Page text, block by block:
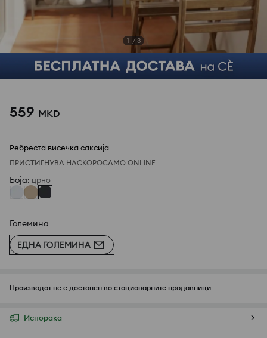
1 / 3
559 MKD
Ребреста висечка саксија
ПРИСТИГНУВА НАСКОРОСАМО ONLINE
Боја: црно
Големина
ЕДНА ГОЛЕМИНА
Производот не е достапен во стационарните продавници
Испорака